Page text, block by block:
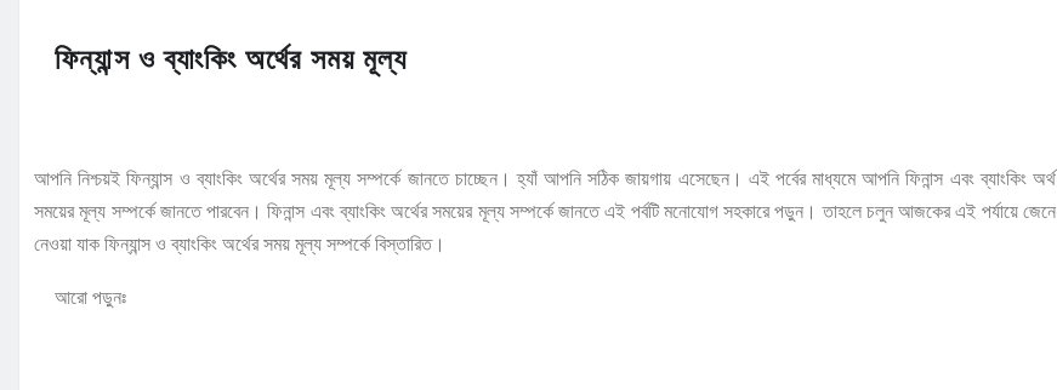
ফিন্যান্স ও ব্যাংকিং অর্থের সময় মূল্য
আপনি নিশ্চয়ই ফিন্যান্স ও ব্যাংকিং অর্থের সময় মূল্য সম্পর্কে জানতে চাচ্ছেন। হ্যাঁ আপনি সঠিক জায়গায় এসেছেন। এই পর্বের মাধ্যমে আপনি ফিনান্স এবং ব্যাংকিং অর্থ
সময়ের মূল্য সম্পর্কে জানতে পারবেন। ফিনান্স এবং ব্যাংকিং অর্থের সময়ের মূল্য সম্পর্কে জানতে এই পর্বটি মনোযোগ সহকারে পড়ুন। তাহলে চলুন আজকের এই পর্যায়ে জেনে
নেওয়া যাক ফিন্যান্স ও ব্যাংকিং অর্থের সময় মূল্য সম্পর্কে বিস্তারিত।
আরো পড়ুনঃ